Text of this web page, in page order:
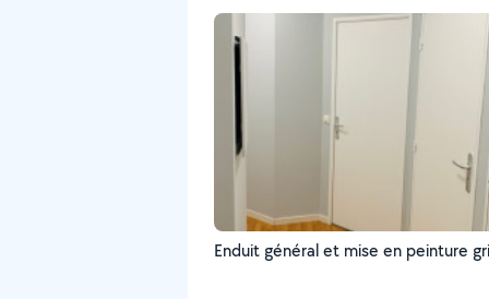
Enduit général et mise en peinture